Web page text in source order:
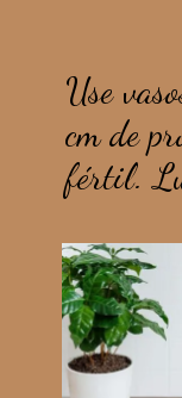
Use
cm de
fértil.